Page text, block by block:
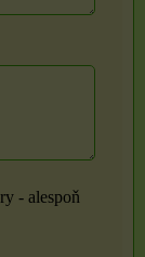
- alespoň